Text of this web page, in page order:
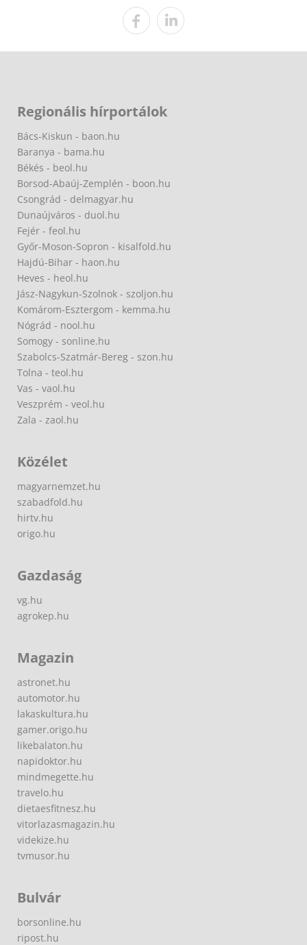
Regionális hírportálok
Bács-Kiskun - baon.hu
Baranya - bama.hu
Békés - beol.hu
Borsod-Abaúj-Zemplén - boon.hu
Csongrád - delmagyar.hu
Dunaújváros - duol.hu
Fejér - feol.hu
Győr-Moson-Sopron - kisalfold.hu
Hajdú-Bihar - haon.hu
Heves - heol.hu
Jász-Nagykun-Szolnok - szoljon.hu
Komárom-Esztergom - kemma.hu
Nógrád - nool.hu
Somogy - sonline.hu
Szabolcs-Szatmár-Bereg - szon.hu
Tolna - teol.hu
Vas - vaol.hu
Veszprém - veol.hu
Zala - zaol.hu
Közélet
magyarnemzet.hu
szabadfold.hu
hirtv.hu
origo.hu
Gazdaság
vg.hu
agrokep.hu
Magazin
astronet.hu
automotor.hu
lakaskultura.hu
gamer.origo.hu
likebalaton.hu
napidoktor.hu
mindmegette.hu
travelo.hu
dietaesfitnesz.hu
vitorlazasmagazin.hu
videkize.hu
tvmusor.hu
Bulvár
borsonline.hu
ripost.hu